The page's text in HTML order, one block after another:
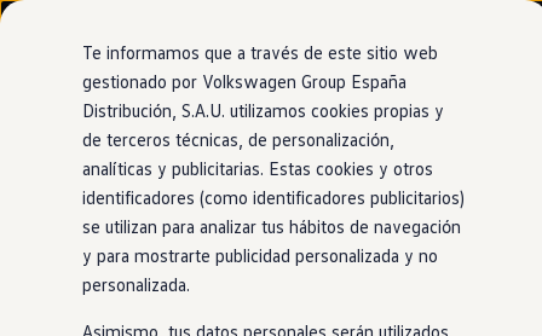
Ir
directamente
al contenido
Ir
directamente
al pie de
página
Nuevo ID. Cross
Vehículos Comerciales
Compra y ofertas
Volkswagen nuevo en stock
Volkswagen de ocasión
Financiación
My Renting
My Way
Seguros
Empresas
Autoescuelas
Eléctricos e híbridos
Motor híbrido enchufablee híbridoligero
NuevoPassat
Te informamos que a través de este sitio web
gestionado por Volkswagen Group España
Distribución, S.A.U. utilizamos cookies propias y
de terceros técnicas, de personalización,
analíticas y publicitarias. Estas cookies y otros
identificadores (como identificadores publicitarios)
se utilizan para analizar tus hábitos de navegación
y para mostrarte publicidad personalizada y no
personalizada.
Asimismo, tus datos personales serán utilizados